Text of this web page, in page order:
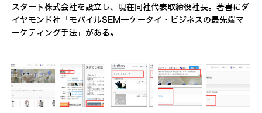
スタート株式会社を設立し、現在同社代表取締役社長。著書にダ
イヤモンド社「モバイルSEM―ケータイ・ビジネスの最先端マ
ーケティング手法」がある。